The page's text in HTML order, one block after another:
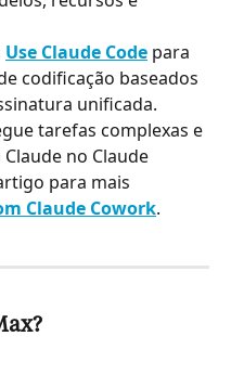
Use Claude Code para
codificação baseados
unificada.
tarefas complexas e
no Claude
para mais
Claude Cowork.